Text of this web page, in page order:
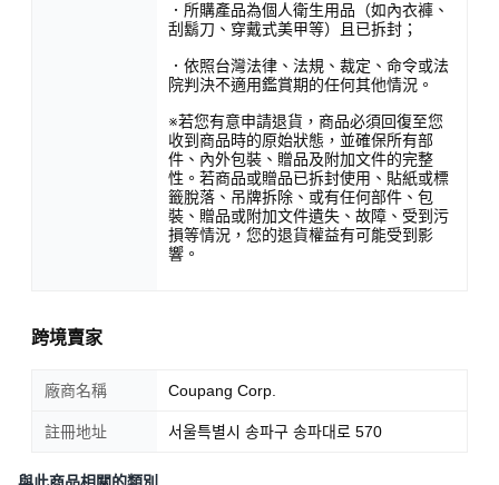
．所購產品為個人衛生用品（如內衣褲、
刮鬍刀、穿戴式美甲等）且已拆封；
．依照台灣法律、法規、裁定、命令或法
院判決不適用鑑賞期的任何其他情況。
※若您有意申請退貨，商品必須回復至您
收到商品時的原始狀態，並確保所有部
件、內外包裝、贈品及附加文件的完整
性。若商品或贈品已拆封使用、貼紙或標
籤脫落、吊牌拆除、或有任何部件、包
裝、贈品或附加文件遺失、故障、受到污
損等情況，您的退貨權益有可能受到影
響。
跨境賣家
廠商名稱 Coupang Corp.
註冊地址 서울특별시 송파구 송파대로 570